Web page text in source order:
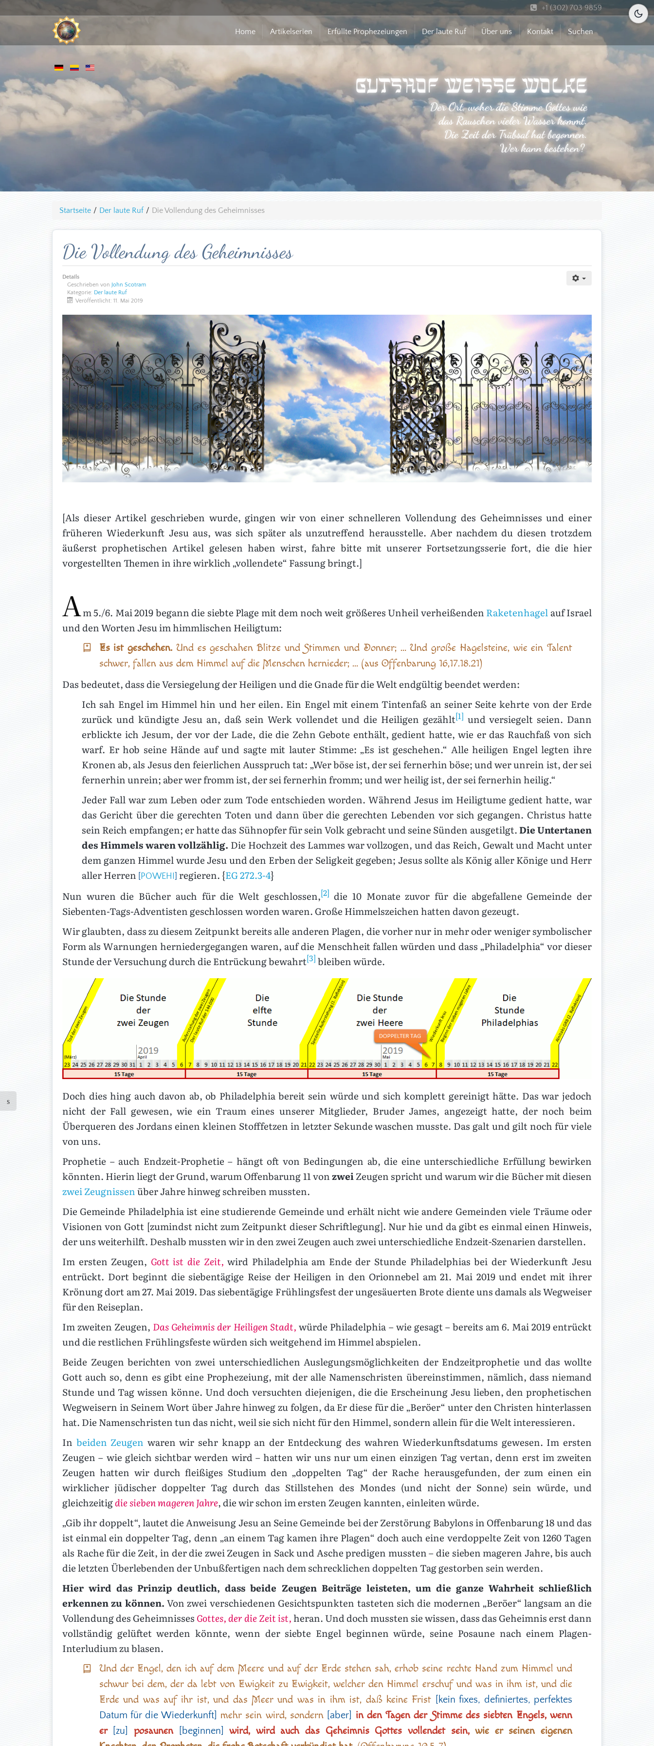
+1 (302) 703 9859
Home Artikelserien Erfüllte Prophezeiungen Der laute Ruf Über uns Kontakt Suchen
Startseite / Der laute Ruf / Die Vollendung des Geheimnisses
Die Vollendung des Geheimnisses
Details
Geschrieben von John Scotram
Kategorie: Der laute Ruf
Veröffentlicht: 11. Mai 2019
[Als dieser Artikel geschrieben wurde, gingen wir von einer schnelleren Vollendung des Geheimnisses und einer
früheren Wiederkunft Jesu aus, was sich später als unzutreffend herausstelle. Aber nachdem du diesen trotzdem
äußerst prophetischen Artikel gelesen haben wirst, fahre bitte mit unserer Fortsetzungsserie fort, die die hier
vorgestellten Themen in ihre wirklich „vollendete“ Fassung bringt.]
Am 5./6. Mai 2019 begann die siebte Plage mit dem noch weit größeres Unheil verheißenden Raketenhagel auf Israel
und den Worten Jesu im himmlischen Heiligtum:
Es ist geschehen. Und es geschahen Blitze und Stimmen und Donner; … Und große Hagelsteine, wie ein Talent
schwer, fallen aus dem Himmel auf die Menschen hernieder; … (aus Offenbarung 16,17.18.21)
Das bedeutet, dass die Versiegelung der Heiligen und die Gnade für die Welt endgültig beendet werden:
Ich sah Engel im Himmel hin und her eilen. Ein Engel mit einem Tintenfaß an seiner Seite kehrte von der Erde
zurück und kündigte Jesu an, daß sein Werk vollendet und die Heiligen gezählt[1] und versiegelt seien. Dann
erblickte ich Jesum, der vor der Lade, die die Zehn Gebote enthält, gedient hatte, wie er das Rauchfaß von sich
warf. Er hob seine Hände auf und sagte mit lauter Stimme: „Es ist geschehen.“ Alle heiligen Engel legten ihre
Kronen ab, als Jesus den feierlichen Ausspruch tat: „Wer böse ist, der sei fernerhin böse; und wer unrein ist, der sei
fernerhin unrein; aber wer fromm ist, der sei fernerhin fromm; und wer heilig ist, der sei fernerhin heilig.“
Jeder Fall war zum Leben oder zum Tode entschieden worden. Während Jesus im Heiligtume gedient hatte, war
das Gericht über die gerechten Toten und dann über die gerechten Lebenden vor sich gegangen. Christus hatte
sein Reich empfangen; er hatte das Sühnopfer für sein Volk gebracht und seine Sünden ausgetilgt. Die Untertanen
des Himmels waren vollzählig. Die Hochzeit des Lammes war vollzogen, und das Reich, Gewalt und Macht unter
dem ganzen Himmel wurde Jesu und den Erben der Seligkeit gegeben; Jesus sollte als König aller Könige und Herr
aller Herren
POWEHI regieren. {EG 272.3-4}
Nun wuren die Bücher auch für die Welt geschlossen,[2] die 10 Monate zuvor für die abgefallene Gemeinde der
Siebenten-Tags-Adventisten geschlossen worden waren. Große Himmelszeichen hatten davon gezeugt.
Wir glaubten, dass zu diesem Zeitpunkt bereits alle anderen Plagen, die vorher nur in mehr oder weniger symbolischer
Form als Warnungen herniedergegangen waren, auf die Menschheit fallen würden und dass „Philadelphia“ vor dieser
Stunde der Versuchung durch die Entrückung bewahrt[3] bleiben würde.
Doch dies hing auch davon ab, ob Philadelphia bereit sein würde und sich komplett gereinigt hätte. Das war jedoch
nicht der Fall gewesen, wie ein Traum eines unserer Mitglieder, Bruder James, angezeigt hatte, der noch beim
Überqueren des Jordans einen kleinen Stofffetzen in letzter Sekunde waschen musste. Das galt und gilt noch für viele
von uns.
Prophetie – auch Endzeit-Prophetie – hängt oft von Bedingungen ab, die eine unterschiedliche Erfüllung bewirken
könnten. Hierin liegt der Grund, warum Offenbarung 11 vonzweiZeugen spricht und warum wir die Bücher mit diesen
zwei Zeugnissenüber Jahre hinweg schreiben mussten.
Die Gemeinde Philadelphia ist eine studierende Gemeinde und erhält nicht wie andere Gemeinden viele Träume oder
Visionen von Gott [zumindst nicht zum Zeitpunkt dieser Schriftlegung]. Nur hie und da gibt es einmal einen Hinweis,
der uns weiterhilft. Deshalb mussten wir in den zwei Zeugen auch zwei unterschiedliche Endzeit-Szenarien darstellen.
Im ersten Zeugen, Gott ist die Zeit, wird Philadelphia am Ende der Stunde Philadelphias bei der Wiederkunft Jesu
entrückt. Dort beginnt die siebentägige Reise der Heiligen in den Orionnebel am 21. Mai 2019 und endet mit ihrer
Krönung dort am 27. Mai 2019. Das siebentägige Frühlingsfest der ungesäuerten Brote diente uns damals als Wegweiser
für den Reiseplan.
Im zweiten Zeugen, Das Geheimnis der Heiligen Stadt, würde Philadelphia – wie gesagt – bereits am 6. Mai 2019 entrückt
und die restlichen Frühlingsfeste würden sich weitgehend im Himmel abspielen.
Beide Zeugen berichten von zwei unterschiedlichen Auslegungsmöglichkeiten der Endzeitprophetie und das wollte
Gott auch so, denn es gibt eine Prophezeiung, mit der alle Namenschristen übereinstimmen, nämlich, dass niemand
Stunde und Tag wissen könne. Und doch versuchten diejenigen, die die Erscheinung Jesu lieben, den prophetischen
Wegweisern in Seinem Wort über Jahre hinweg zu folgen, da Er diese für die „Beröer“ unter den Christen hinterlassen
hat. Die Namenschristen tun das nicht, weil sie sich nicht für den Himmel, sondern allein für die Welt interessieren.
In beiden Zeugen waren wir sehr knapp an der Entdeckung des wahren Wiederkunftsdatums gewesen. Im ersten
Zeugen – wie gleich sichtbar werden wird – hatten wir uns nur um einen einzigen Tag vertan, denn erst im zweiten
Zeugen hatten wir durch fleißiges Studium den „doppelten Tag“ der Rache herausgefunden, der zum einen ein
wirklicher jüdischer doppelter Tag durch das Stillstehen des Mondes (und nicht der Sonne) sein würde, und
gleichzeitigdie sieben mageren Jahre, die wir schon im ersten Zeugen kannten, einleiten würde.
„Gib ihr doppelt“, lautet die Anweisung Jesu an Seine Gemeinde bei der Zerstörung Babylons in Offenbarung 18 und das
ist einmal ein doppelter Tag, denn „an einem Tag kamen ihre Plagen“ doch auch eine verdoppelte Zeit von 1260 Tagen
als Rache für die Zeit, in der die zwei Zeugen in Sack und Asche predigen mussten – die sieben mageren Jahre, bis auch
die letzten Überlebenden der Unbußfertigen nach dem schrecklichen doppelten Tag gestorben sein werden.
Hier wird das Prinzip deutlich, dass beide Zeugen Beiträge leisteten, um die ganze Wahrheit schließlich
erkennen zu können. Von zwei verschiedenen Gesichtspunkten tasteten sich die modernen „Beröer“ langsam an die
Vollendung des Geheimnisses Gottes, der die Zeit ist, heran. Und doch mussten sie wissen, dass das Geheimnis erst dann
vollständig gelüftet werden könnte, wenn der siebte Engel beginnen würde, seine Posaune nach einem Plagen-
Interludium zu blasen.
Und der Engel, den ich auf dem Meere und auf der Erde stehen sah, erhob seine rechte Hand zum Himmel und
schwur bei dem, der da lebt von Ewigkeit zu Ewigkeit, welcher den Himmel erschuf und was in ihm ist, und die
Erde und was auf ihr ist, und das Meer und was in ihm ist, daß keine Frist
[kein fixes, definiertes, perfektes
Datum für die Wiederkunft]
mehr sein wird, sondern [aber]
in den Tagen der Stimme des siebten Engels, wenn
er
[zu] posaunen [beginnen] wird, wird auch das Geheimnis Gottes vollendet sein,wie er seinen eigenen